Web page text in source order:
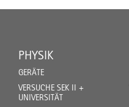
PHYSIK
GERÄTE
VERSUCHE SEK II +
UNIVERSITÄT